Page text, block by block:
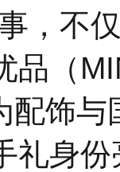
，不
品（
配饰
礼身